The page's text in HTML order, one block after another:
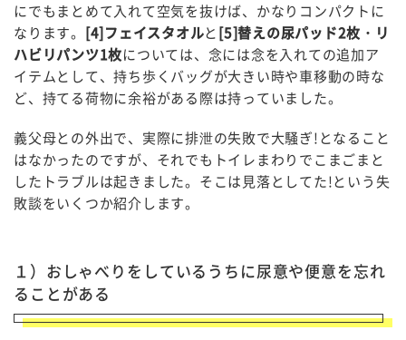
にでもまとめて入れて空気を抜けば、かなりコンパクトに
なります。 [4]フェイスタオルと[5]替えの尿パッド2枚・リ
ハビリパンツ1枚については、念には念を入れての追加ア
イテムとして、持ち歩くバッグが大きい時や車移動の時な
ど、持てる荷物に余裕がある際は持っていました。
義父母との外出で、実際に排泄の失敗で大騒ぎ!となること
はなかったのですが、それでもトイレまわりでこまごまと
したトラブルは起きました。そこは見落としてた!という失
敗談をいくつか紹介します。
１）おしゃべりをしているうちに尿意や便意を忘れ
ることがある